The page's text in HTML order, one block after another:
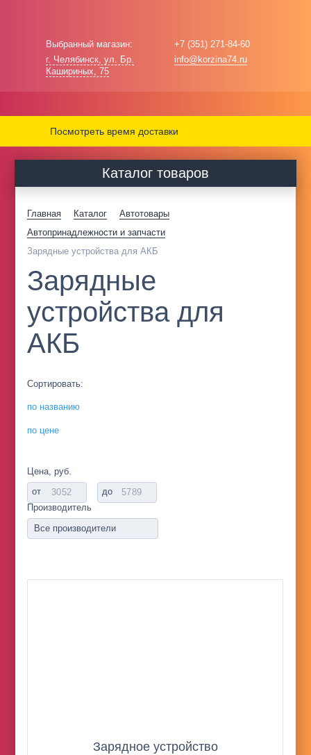
Выбранный магазин:
г. Челябинск, ул. Бр.
Кашириных, 75
+7 (351) 271-84-60
info@korzina74.ru
Посмотреть время доставки
Каталог товаров
Главная Каталог
Автотовары
Автопринадлежности и запчасти
Зарядные устройства для АКБ
Зарядные
устройства для
АКБ
Сортировать:
по названию
по цене
Цена, руб.
от
до
Производитель
Все производители
Зарядное устройство